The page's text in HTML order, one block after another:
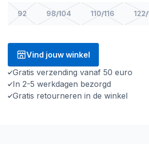
92 98/104 110/116
Vind jouw winkel
Gratis verzending vanaf 50 euro
In 2-5 werkdagen bezorgd
Gratis retourneren in de winkel